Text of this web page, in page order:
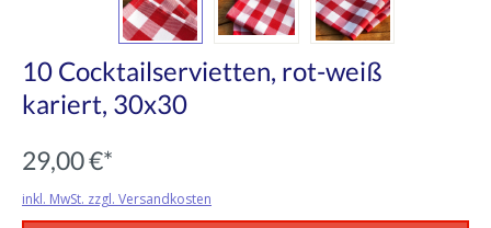
10 Cocktailservietten, rot-weiß
kariert, 30x30
29,00 €*
inkl. MwSt. zzgl. Versandkosten